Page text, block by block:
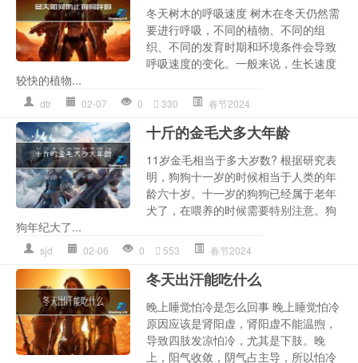
冬天树木的呼吸速度 树木在冬天仍然需
要进行呼吸，不同的植物、不同的组
织、不同的发育时期和环境条件会导致
呼吸速度的变化。一般来说，生长速度
较快的植物...
dtr 02-07 0 330 春节2024
十斤的金毛犬多大年龄
11岁金毛相当于多大岁数? 根据研究表
明，狗狗十一岁的时候相当于人类的年
龄六十岁。十一岁的狗狗已经属于老年
犬了，在喂养的时候需要特别注意。狗
狗年纪大了...
sjd 02-06 0 553 春节2024
冬天出汗能吃什么
晚上睡觉怕冷是怎么回事 晚上睡觉怕冷
原因应该是肾阳虚，肾阳虚不能温煦，
导致四肢发凉怕冷，尤其是下肢。晚
上，阳气收敛，阴气占主导，所以怕冷